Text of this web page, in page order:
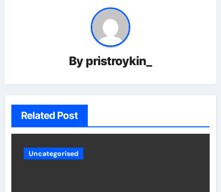
By pristroykin_
Related Post
Uncategorised